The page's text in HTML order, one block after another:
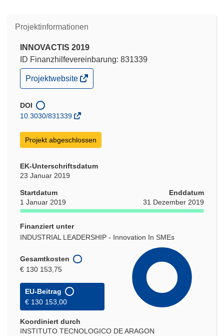
Projektinformationen
INNOVACTIS 2019
ID Finanzhilfevereinbarung: 831339
(öffnet
in
Fenster)
Projektwebsite
DOI
10.3030/831339
Projekt abgeschlossen
EK-Unterschriftsdatum
23 Januar 2019
Startdatum
1 Januar 2019
Enddatum
31 Dezember 2019
Finanziert unter
INDUSTRIAL LEADERSHIP - Innovation In SMEs
Gesamtkosten
€ 130 153,75
EU-Beitrag
€ 130 153,00
Koordiniert durch
INSTITUTO TECNOLOGICO DE ARAGON